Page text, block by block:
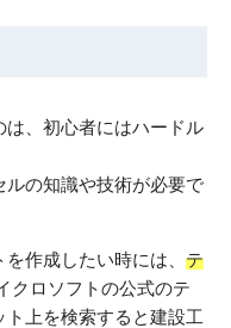
は、初心者にはハードル
ルの知識や技術が必要で
作成したい時には、 テ
クロソフトの公式のテ
上を検索すると建設工